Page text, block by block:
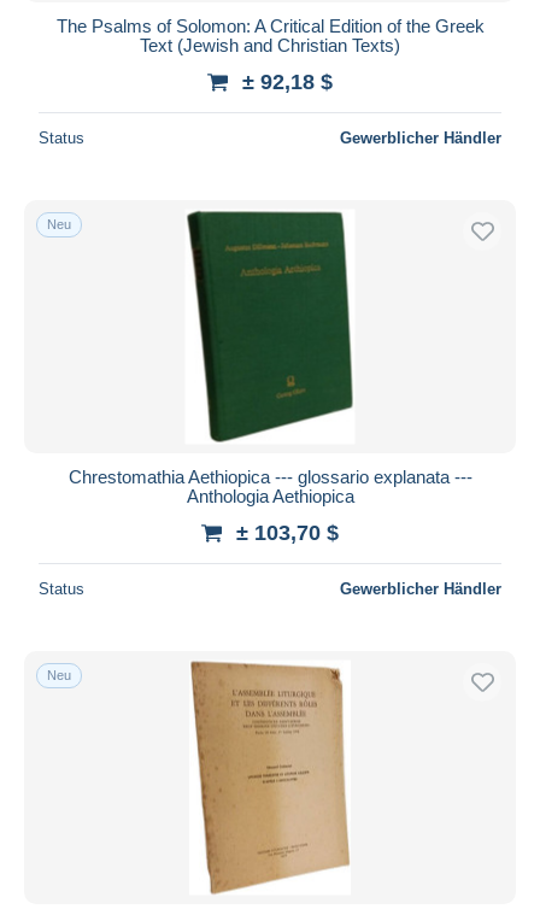
The Psalms of Solomon: A Critical Edition of the Greek
Text (Jewish and Christian Texts)
± 92,18 $
Status Gewerblicher Händler
Neu
Chrestomathia Aethiopica --- glossario explanata ---
Anthologia Aethiopica
± 103,70 $
Status Gewerblicher Händler
Neu